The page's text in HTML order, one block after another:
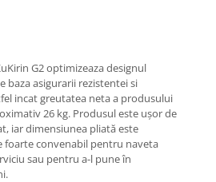
G2 optimizeaza designul
baza asigurarii rezistentei si
incat greutatea neta a produsului
26 kg. Produsul este ușor de
iar dimensiunea pliată este
foarte convenabil pentru naveta
sau pentru a-l pune în